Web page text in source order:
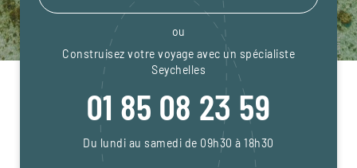
ou
Construisez votre voyage avec un spécialiste
Seychelles
01 85 08 23 59
Du lundi au samedi de 09h30 à 18h30